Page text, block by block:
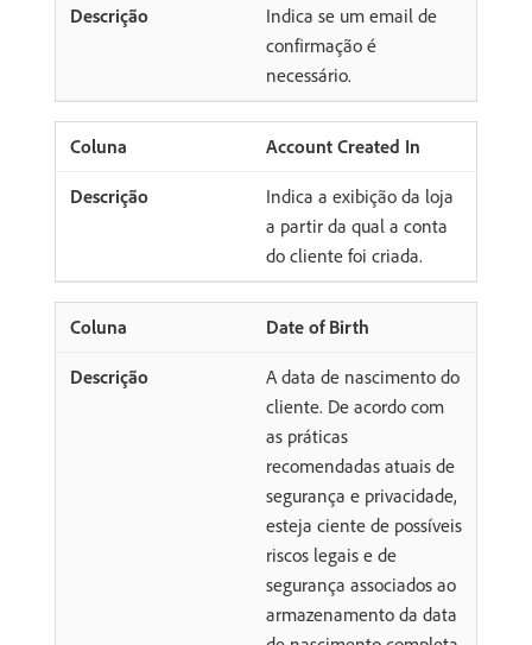
Indica se um email de
confirmação é
necessário.
Account Created In
Indica a exibição da loja
a partir da qual a conta
do cliente foi criada.
Date of Birth
A data de nascimento do
cliente. De acordo com
as práticas
recomendadas atuais de
segurança e privacidade,
esteja ciente de possíveis
riscos legais e de
segurança associados ao
armazenamento da data